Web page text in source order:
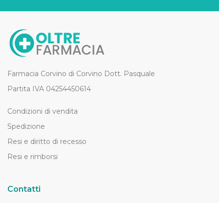
Farmacia Corvino di Corvino Dott. Pasquale
Partita IVA 04254450614
Condizioni di vendita
Spedizione
Resi e diritto di recesso
Resi e rimborsi
Contatti